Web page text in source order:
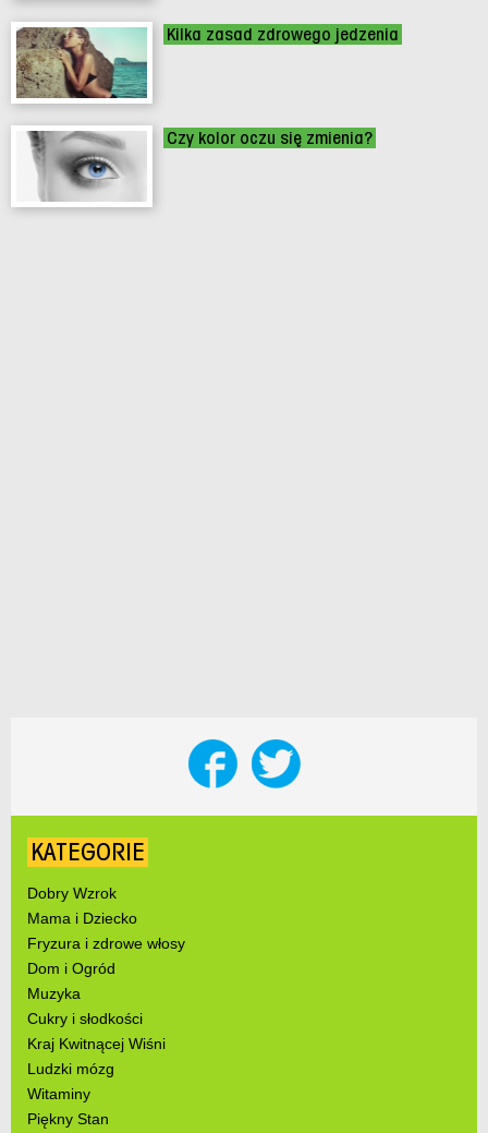
Kilka zasad zdrowego jedzenia
Czy kolor oczu się zmienia?
KATEGORIE
Dobry Wzrok
Mama i Dziecko
Fryzura i zdrowe włosy
Dom i Ogród
Muzyka
Cukry i słodkości
Kraj Kwitnącej Wiśni
Ludzki mózg
Witaminy
Piękny Stan